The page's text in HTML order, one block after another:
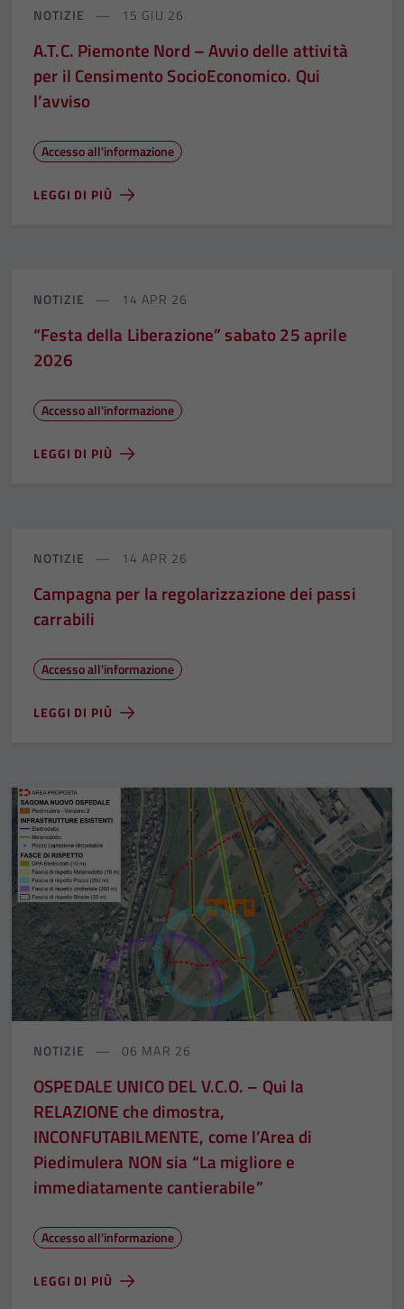
NOTIZIE 15 GIU 26
A.T.C. Piemonte Nord – Avvio delle attività
per il Censimento SocioEconomico. Qui
l’avviso
Accesso all'informazione
LEGGI DI PIÙ
NOTIZIE 14 APR 26
“Festa della Liberazione” sabato 25 aprile
2026
Accesso all'informazione
LEGGI DI PIÙ
NOTIZIE 14 APR 26
Campagna per la regolarizzazione dei passi
carrabili
Accesso all'informazione
LEGGI DI PIÙ
NOTIZIE 06 MAR 26
OSPEDALE UNICO DEL V.C.O. – Qui la
RELAZIONE che dimostra,
INCONFUTABILMENTE, come l’Area di
Piedimulera NON sia “La migliore e
immediatamente cantierabile”
Accesso all'informazione
LEGGI DI PIÙ